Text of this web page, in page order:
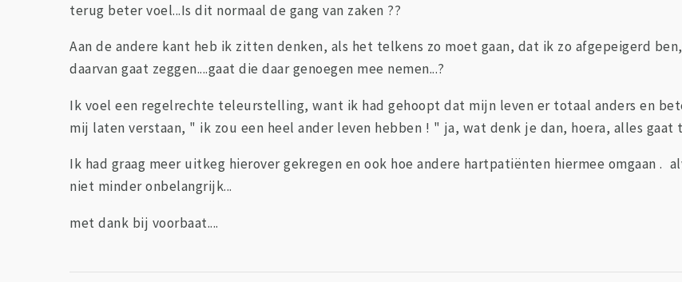
terug beter voel...Is dit normaal de gang van zaken ??
Aan de andere kant heb ik zitten denken, als het telkens zo moet gaan, dat ik zo afgepeigerd
daarvan gaat zeggen....gaat die daar genoegen mee nemen...?
Ik voel een regelrechte teleurstelling, want ik had gehoopt dat mijn leven er totaal anders en
mij laten verstaan, " ik zou een heel ander leven hebben ! " ja, wat denk je dan, hoera, alles gaat
Ik had graag meer uitkeg hierover gekregen en ook hoe andere hartpatiënten hiermee omgaan .
niet minder onbelangrijk...
met dank bij voorbaat....